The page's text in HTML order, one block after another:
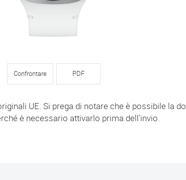
Confrontare PDF
UE. Si prega di notare che è possibile la
è necessario attivarlo prima dell'invio.